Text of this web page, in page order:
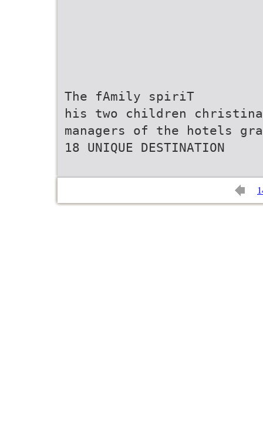
The fAmily spiriT
his two children christina
managers of the hotels
18 UNIQUE DESTINATION